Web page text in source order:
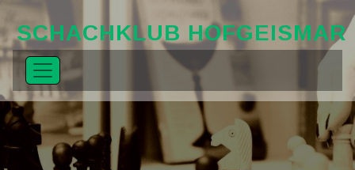
SCHACHKLUB HOFGEISMAR